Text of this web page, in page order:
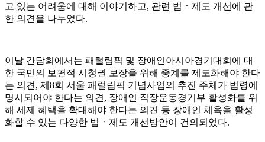
고 있는 어려움에 대해 이야기하고, 관련 법 ㆍ 제도 개선에 관
한 의견을 나누었다.
이날 간담회에서는 패럴림픽 및 장애인아시아경기대회에 대
한 국민의 보편적 시청권 보장을 위해 중계를 제도화해야 한다
는 의견 , 제 8회 서울 패럴림픽 기념사업의 추진 주체가 법령에
명시되어야 한다는 의견 , 장애인 직장운동경기부 활성화를 위
해 세제 혜택을 확대해야 한다는 의견 등 장애인 체육을 활성
화할 수 있는 다양한 법 ㆍ 제도 개선방안이 건의되었다.